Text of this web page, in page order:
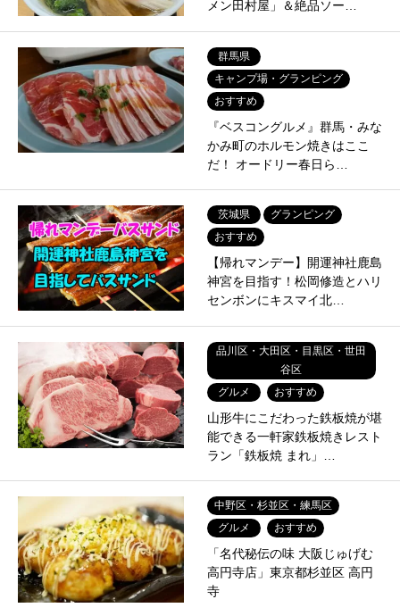
メン田村屋」＆絶品ソー…
群馬県
キャンプ場・グランピング
おすすめ
『ベスコングルメ』群馬・みな
かみ町のホルモン焼きはここ
だ！ オードリー春日ら…
茨城県
グランピング
おすすめ
【帰れマンデー】開運神社鹿島
神宮を目指す！松岡修造とハリ
センボンにキスマイ北…
品川区・大田区・目黒区・世田
谷区
グルメ
おすすめ
山形牛にこだわった鉄板焼が堪
能できる一軒家鉄板焼きレスト
ラン「鉄板焼 まれ」…
中野区・杉並区・練馬区
グルメ
おすすめ
「名代秘伝の味 大阪じゅげむ
高円寺店」東京都杉並区 高円
寺